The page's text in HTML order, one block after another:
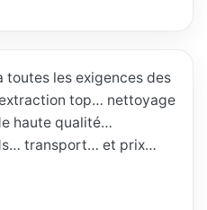
les exigences des
top… nettoyage
haute qualité…
transport… et prix…